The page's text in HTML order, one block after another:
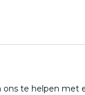
ons te helpen met